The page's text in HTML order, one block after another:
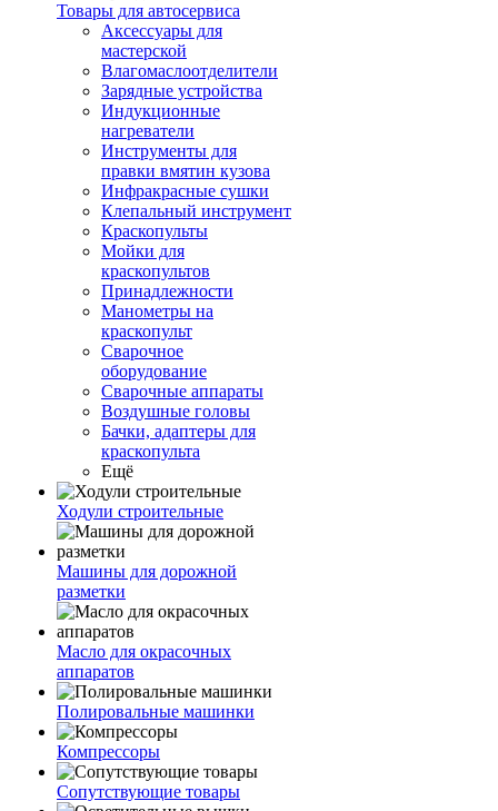
Товары для автосервиса
Аксессуары для
мастерской
Влагомаслоотделители
Зарядные устройства
Индукционные
нагреватели
Инструменты для
правки вмятин кузова
Инфракрасные сушки
Клепальный инструмент
Краскопульты
Мойки для
краскопультов
Принадлежности
Манометры на
краскопульт
Сварочное
оборудование
Сварочные аппараты
Воздушные головы
Бачки, адаптеры для
краскопульта
Ещё
Ходули строительные
Машины для дорожной
разметки
Масло для окрасочных
аппаратов
Полировальные машинки
Компрессоры
Сопутствующие товары